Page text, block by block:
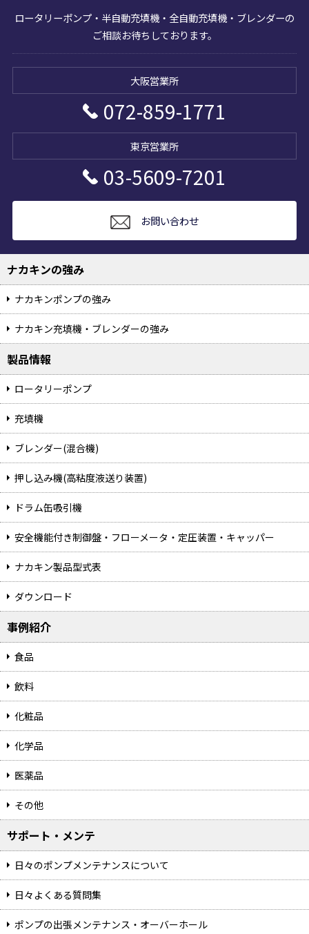
ロータリーポンプ・半自動充填機・全自動充填機・ブレンダーの
ご相談お待ちしております。
072-859-1771
03-5609-7201
お問い合わせ
ナカキンの強み
ナカキンポンプの強み
ナカキン充填機・ブレンダーの強み
製品情報
ロータリーポンプ
充填機
ブレンダー(混合機)
押し込み機(高粘度液送り装置)
ドラム缶吸引機
安全機能付き制御盤・フローメータ・定圧装置・キャッパー
ナカキン製品型式表
ダウンロード
事例紹介
食品
飲料
化粧品
化学品
医薬品
その他
サポート・メンテ
日々のポンプメンテナンスについて
日々よくある質問集
ポンプの出張メンテナンス・オーバーホール